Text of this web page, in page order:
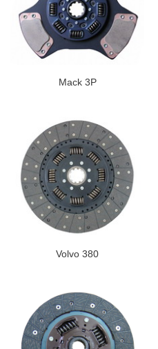
Mack 3P
Volvo 380